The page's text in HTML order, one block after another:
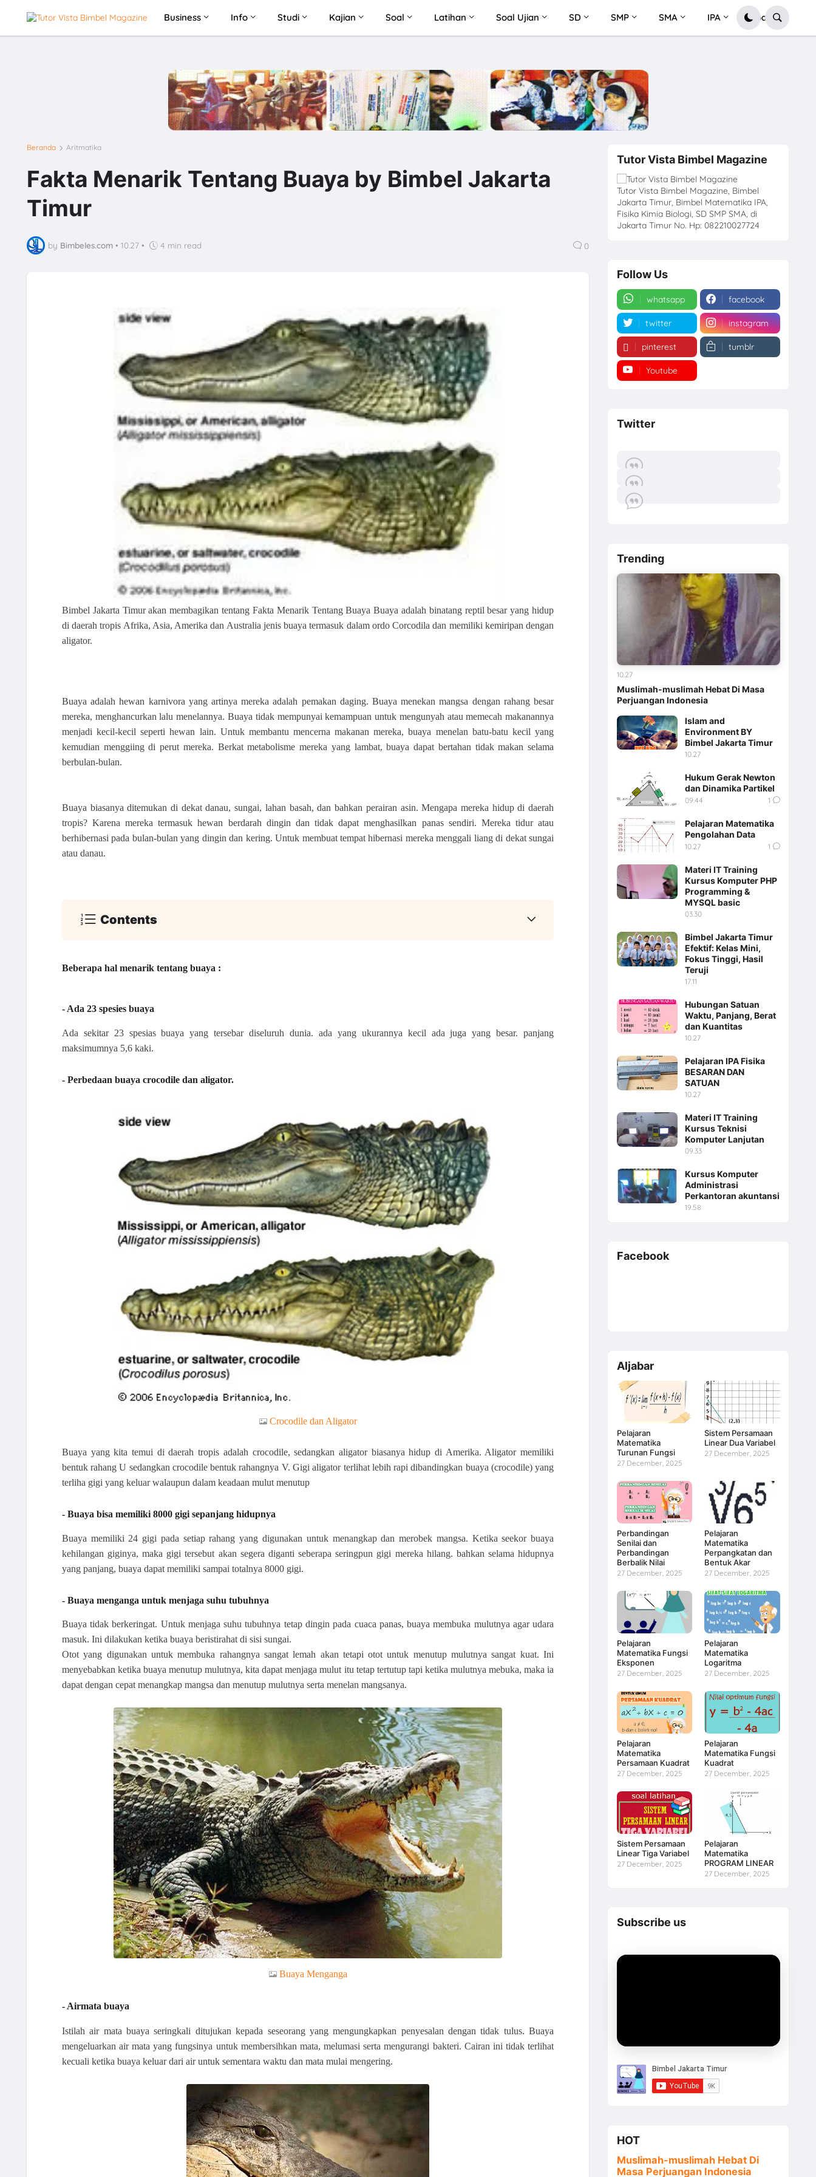
Business Info Studi Kajian Soal Latihan Soal Ujian SD SMP SMA IPA Soal
Beranda Aritmatika
Fakta Menarik Tentang Buaya by Bimbel Jakarta
Timur
by Bimbeles.com • 10.27 • 4 min read 0
Bimbel Jakarta Timur akan membagikan tentang Fakta Menarik Tentang Buaya Buaya adalah binatang reptil besar yang hidup
di daerah tropis Afrika, Asia, Amerika dan Australia jenis buaya termasuk dalam ordo Corcodila dan memiliki kemiripan dengan
aligator.
Buaya adalah hewan karnivora yang artinya mereka adalah pemakan daging. Buaya menekan mangsa dengan rahang besar
mereka, menghancurkan lalu menelannya. Buaya tidak mempunyai kemampuan untuk mengunyah atau memecah makanannya
menjadi kecil-kecil seperti hewan lain. Untuk membantu mencerna makanan mereka, buaya menelan batu-batu kecil yang
kemudian menggiing di perut mereka. Berkat metabolisme mereka yang lambat, buaya dapat bertahan tidak makan selama
berbulan-bulan.
Buaya biasanya ditemukan di dekat danau, sungai, lahan basah, dan bahkan perairan asin. Mengapa mereka hidup di daerah
tropis? Karena mereka termasuk hewan berdarah dingin dan tidak dapat menghasilkan panas sendiri. Mereka tidur atau
berhibernasi pada bulan-bulan yang dingin dan kering. Untuk membuat tempat hibernasi mereka menggali liang di dekat sungai
atau danau.
Contents
Beberapa hal menarik tentang buaya :
- Ada 23 spesies buaya
Ada sekitar 23 spesias buaya yang tersebar diseluruh dunia. ada yang ukurannya kecil ada juga yang besar. panjang
maksimumnya 5,6 kaki.
- Perbedaan buaya crocodile dan aligator.
Crocodile dan Aligator
Buaya yang kita temui di daerah tropis adalah crocodile, sedangkan aligator biasanya hidup di Amerika. Aligator memiliki
bentuk rahang U sedangkan crocodile bentuk rahangnya V. Gigi aligator terlihat lebih rapi dibandingkan buaya (crocodile) yang
terliha gigi yang keluar walaupun dalam keadaan mulut menutup
- Buaya bisa memiliki 8000 gigi sepanjang hidupnya
Buaya memiliki 24 gigi pada setiap rahang yang digunakan untuk menangkap dan merobek mangsa. Ketika seekor buaya
kehilangan giginya, maka gigi tersebut akan segera diganti seberapa seringpun gigi mereka hilang. bahkan selama hidupnya
yang panjang, buaya dapat memiliki sampai totalnya 8000 gigi.
- Buaya menganga untuk menjaga suhu tubuhnya
Buaya tidak berkeringat. Untuk menjaga suhu tubuhnya tetap dingin pada cuaca panas, buaya membuka mulutnya agar udara
masuk. Ini dilakukan ketika buaya beristirahat di sisi sungai.
Otot yang digunakan untuk membuka rahangnya sangat lemah akan tetapi otot untuk menutup mulutnya sangat kuat. Ini
menyebabkan ketika buaya menutup mulutnya, kita dapat menjaga mulut itu tetap tertutup tapi ketika mulutnya mebuka, maka ia
dapat dengan cepat menangkap mangsa dan menutup mulutnya serta menelan mangsanya.
Buaya Menganga
- Airmata buaya
Istilah air mata buaya seringkali ditujukan kepada seseorang yang mengungkapkan penyesalan dengan tidak tulus. Buaya
mengeluarkan air mata yang fungsinya untuk membersihkan mata, melumasi serta mengurangi bakteri. Cairan ini tidak terlihat
kecuali ketika buaya keluar dari air untuk sementara waktu dan mata mulai mengering.
Tutor Vista Bimbel Magazine
Tutor Vista Bimbel Magazine, Bimbel
Jakarta Timur, Bimbel Matematika IPA,
Fisika Kimia Biologi, SD SMP SMA, di
Jakarta Timur No. Hp: 082210027724
Follow Us
whatsapp facebook
twitter instagram
pinterest tumblr
Youtube
Twitter
Trending
Muslimah-muslimah Hebat Di Masa
Perjuangan Indonesia
10.27
Islam and
Environment BY
Bimbel Jakarta Timur
10.27
Hukum Gerak Newton
dan Dinamika Partikel
09.44 1
Pelajaran Matematika
Pengolahan Data
10.27 1
Materi IT Training
Kursus Komputer PHP
Programming &
MYSQL basic
03.30
Bimbel Jakarta Timur
Efektif: Kelas Mini,
Fokus Tinggi, Hasil
Teruji
17.11
Hubungan Satuan
Waktu, Panjang, Berat
dan Kuantitas
10.27
Pelajaran IPA Fisika
BESARAN DAN
SATUAN
10.27
Materi IT Training
Kursus Teknisi
Komputer Lanjutan
09.33
Kursus Komputer
Administrasi
Perkantoran akuntansi
19.58
Facebook
Aljabar
Pelajaran
Matematika
Turunan Fungsi
27 December, 2025
Sistem Persamaan
Linear Dua Variabel
27 December, 2025
Perbandingan
Senilai dan
Perbandingan
Berbalik Nilai
27 December, 2025
Pelajaran
Matematika
Perpangkatan dan
Bentuk Akar
27 December, 2025
Pelajaran
Matematika Fungsi
Eksponen
27 December, 2025
Pelajaran
Matematika
Logaritma
27 December, 2025
Pelajaran
Matematika
Persamaan Kuadrat
27 December, 2025
Pelajaran
Matematika Fungsi
Kuadrat
27 December, 2025
Sistem Persamaan
Linear Tiga Variabel
27 December, 2025
Pelajaran
Matematika
PROGRAM LINEAR
27 December, 2025
Subscribe us
HOT
Muslimah-muslimah Hebat Di
Masa Perjuangan Indonesia